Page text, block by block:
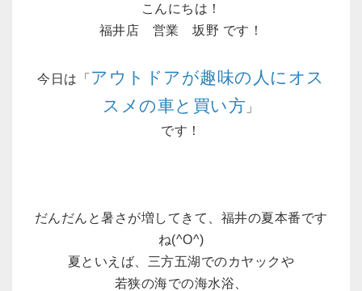
こんにちは！
福井店 営業 坂野 です！
今日は「 アウトドアが趣味の人にオス
スメの車と買い方 」
です！
だんだんと暑さが増してきて、福井の夏本番です
ね(^O^)
夏といえば、三方五湖でのカヤックや
若狭の海での海水浴、